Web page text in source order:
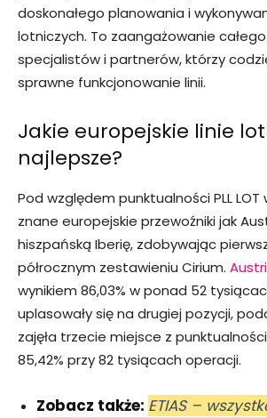
doskonałego planowania i
lotniczych. To zaangażowanie
specjalistów i partnerów, którzy
sprawne funkcjonowanie linii.
Jakie europejskie linie
najlepsze?
Pod względem punktualności PLL LOT
znane europejskie przewoźniki jak
hiszpańską Iberię, zdobywając
półrocznym zestawieniu Cirium.
wynikiem 86,03% w ponad 52
uplasowały się na drugiej pozycji,
zajęła trzecie miejsce z
85,42% przy 82 tysiącach operacji.
Zobacz także: ETIAS –